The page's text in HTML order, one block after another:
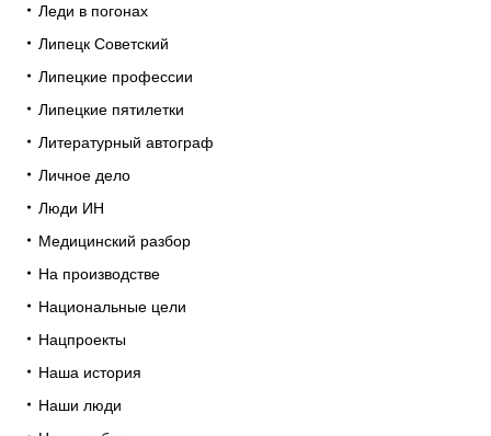
Леди в погонах
Липецк Советский
Липецкие профессии
Липецкие пятилетки
Литературный автограф
Личное дело
Люди ИН
Медицинский разбор
На производстве
Национальные цели
Нацпроекты
Наша история
Наши люди